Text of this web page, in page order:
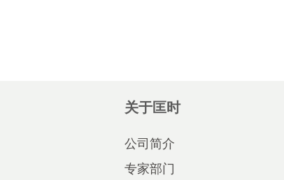
关于匡时
公司简介
专家部门